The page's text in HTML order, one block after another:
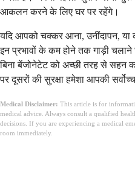
आकलन करने के लिए घर पर रहेंगे।
यदि आपको चक्कर आना, उनींदापन, या
इन प्रभावों के कम होने तक गाड़ी
बिना बेंजोनेटेट को अच्छी तरह से
पर दूसरों की सुरक्षा हमेशा आपकी
Medical Disclaimer: This article is for
medical advice. Always consult a qualified
decisions. If you are experiencing a medical
room immediately.